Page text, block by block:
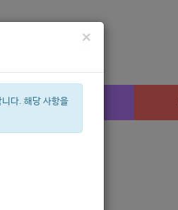
복지시설찾기
×
다. 해당 사항을